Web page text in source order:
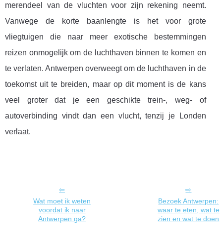
merendeel van de vluchten voor zijn rekening neemt.
Vanwege de korte baanlengte is het voor grote
vliegtuigen die naar meer exotische bestemmingen
reizen onmogelijk om de luchthaven binnen te komen en
te verlaten. Antwerpen overweegt om de luchthaven in de
toekomst uit te breiden, maar op dit moment is de kans
veel groter dat je een geschikte trein-, weg- of
autoverbinding vindt dan een vlucht, tenzij je Londen
verlaat.
Wat moet ik weten
voordat ik naar
Antwerpen ga?
Bezoek Antwerpen:
waar te eten, wat te
zien en wat te doen